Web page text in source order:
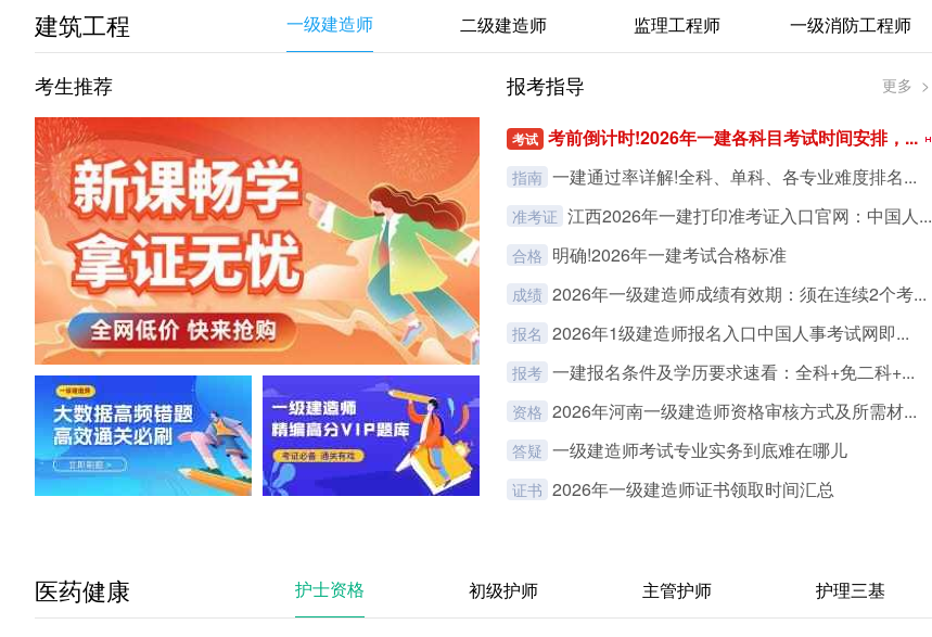
建筑工程 一级建造师 二级建造师 监理工程师 一级消防工程师
考生推荐 报考指导 更多 >
考试 考前倒计时!2026年一建各科目考试时间安排，...
指南 一建通过率详解!全科、单科、各专业难度排名...
准考证 江西2026年一建打印准考证入口官网：中国人...
合格 明确!2026年一建考试合格标准
成绩 2026年一级建造师成绩有效期：须在连续2个考...
报名 2026年1级建造师报名入口中国人事考试网即...
报考 一建报名条件及学历要求速看：全科+免二科+...
资格 2026年河南一级建造师资格审核方式及所需材...
答疑 一级建造师考试专业实务到底难在哪儿
证书 2026年一级建造师证书领取时间汇总
医药健康 护士资格 初级护师 主管护师 护理三基